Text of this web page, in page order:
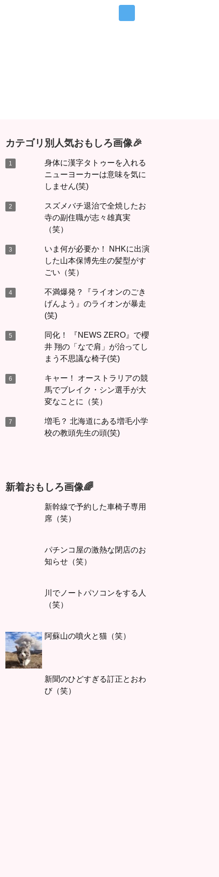
カテゴリ別人気おもしろ画像🎉
身体に漢字タトゥーを入れる
ニューヨーカーは意味を気に
しません(笑)
スズメバチ退治で全焼したお
寺の副住職が志々雄真実
（笑）
いま何が必要か！ NHKに出演
した山本保博先生の髪型がす
ごい（笑）
不満爆発？『ライオンのごき
げんよう』のライオンが暴走
(笑)
同化！ 『NEWS ZERO』で櫻
井 翔の「なで肩」が治ってし
まう不思議な椅子(笑)
キャー！ オーストラリアの競
馬でブレイク・シン選手が大
変なことに（笑）
増毛？ 北海道にある増毛小学
校の教頭先生の頭(笑)
新着おもしろ画像🌈
新幹線で予約した車椅子専用
席（笑）
パチンコ屋の激熱な閉店のお
知らせ（笑）
川でノートパソコンをする人
（笑）
阿蘇山の噴火と猫（笑）
新聞のひどすぎる訂正とおわ
び（笑）